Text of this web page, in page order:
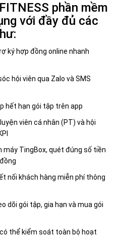
phần mềm
với đầy đủ các
ký hợp đồng online nhanh
hội viên qua Zalo và SMS
hết hạn gói tập trên app
viên cá nhân (PT) và hội
máy TingBox, quét đúng số tiền
nối khách hàng miễn phí thông
dõi gói tập, gia hạn và mua gói
có thể kiểm soát toàn bộ hoạt